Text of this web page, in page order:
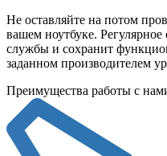
Не оставляйте на потом
вашем ноутбуке.
службы и сохранит
заданном производителем
Преимущества работы с